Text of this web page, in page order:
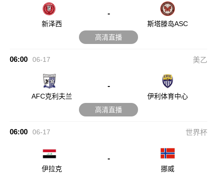
新泽西
-
斯塔滕岛ASC
高清直播
06:00 06-17 美乙
AFC克利夫兰
-
伊利体育中心
高清直播
06:00 06-17 世界杯
伊拉克
-
挪威